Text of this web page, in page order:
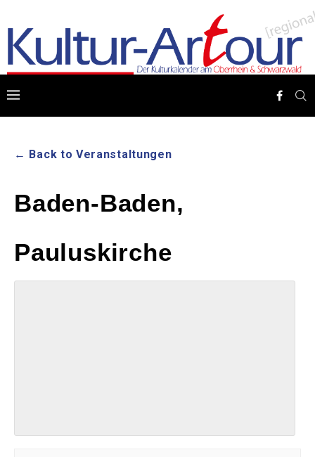
← Back to Veranstaltungen
Baden-Baden,
Pauluskirche